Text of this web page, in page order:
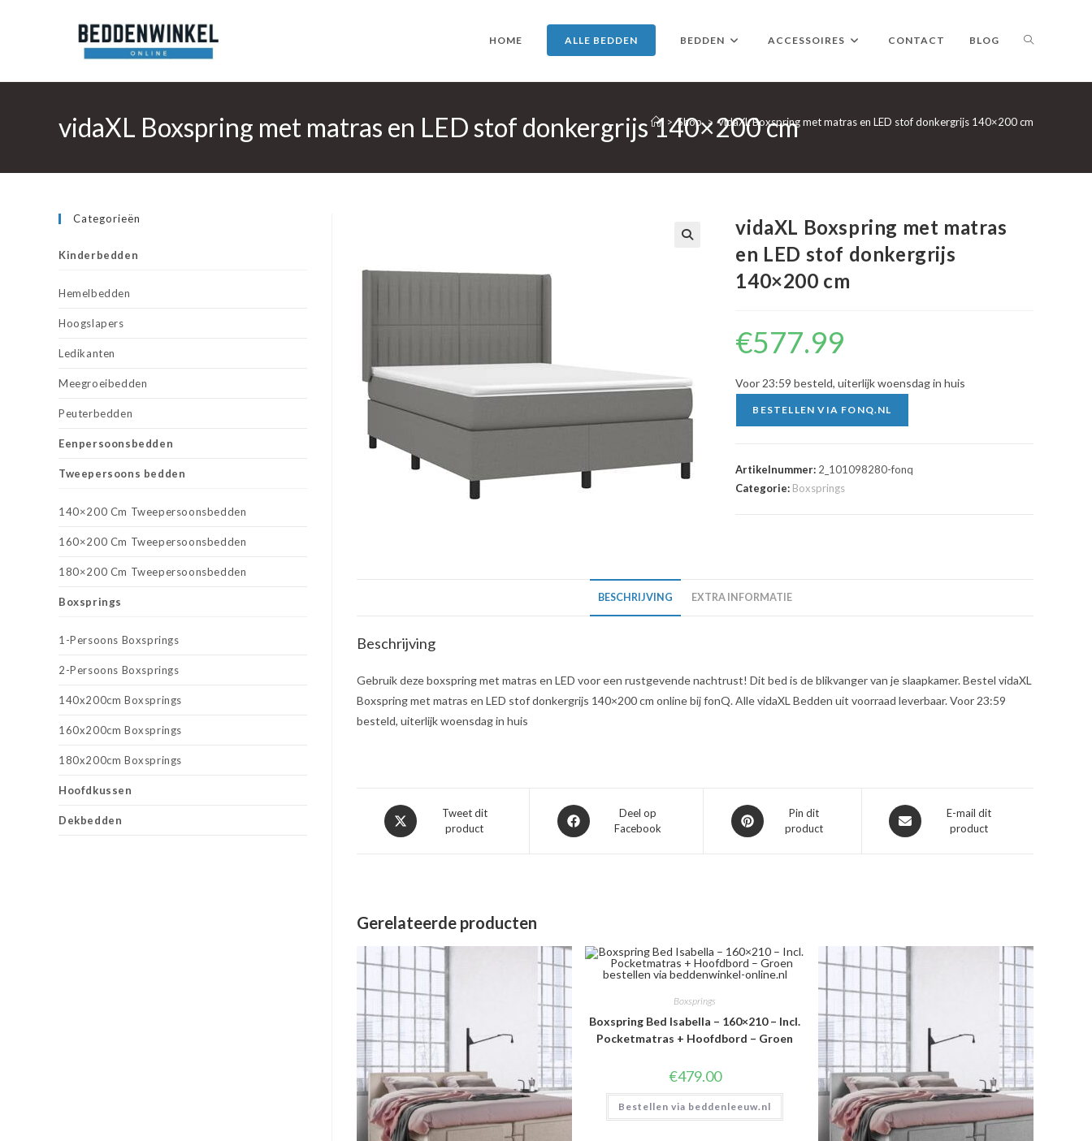
HOME ALLE BEDDEN BEDDEN ACCESSOIRES CONTACT BLOG TOGGLE
WEBSITE
vidaXL Boxspring met matras en LED stof donkergrijs 140×200 cm
> Shop > vidaXL Boxspring met matras en LED stof donkergrijs 140×200 cm
vidaXL Boxspring met matras
en LED stof donkergrijs
140×200 cm
€577.99
Voor 23:59 besteld, uiterlijk woensdag in huis
BESTELLEN VIA FONQ.NL
Artikelnummer: 2_101098280-fonq
Categorie: Boxsprings
BESCHRIJVING EXTRA INFORMATIE
Beschrijving
Gebruik deze boxspring met matras en LED voor een rustgevende nachtrust! Dit bed is de blikvanger van je slaapkamer. Bestel vidaXL
Boxspring met matras en LED stof donkergrijs 140×200 cm online bij fonQ. Alle vidaXL Bedden uit voorraad leverbaar. Voor 23:59
besteld, uiterlijk woensdag in huis
Opent
in
Tweet dit
product
Opent
in
Deel op
Facebook
Opent
in
Pin dit
product
Opent
in
E-mail dit
product
Gerelateerde producten
Boxsprings
Boxspring Bed Isabella – 160×210 – Incl.
Pocketmatras + Hoofdbord – Groen
€479.00
Bestellen via beddenleeuw.nl
Categorieën
Kinderbedden
Hemelbedden
Hoogslapers
Ledikanten
Meegroeibedden
Peuterbedden
Eenpersoonsbedden
Tweepersoons bedden
140×200 Cm Tweepersoonsbedden
160×200 Cm Tweepersoonsbedden
180×200 Cm Tweepersoonsbedden
Boxsprings
1-Persoons Boxsprings
2-Persoons Boxsprings
140x200cm Boxsprings
160x200cm Boxsprings
180x200cm Boxsprings
Hoofdkussen
Dekbedden